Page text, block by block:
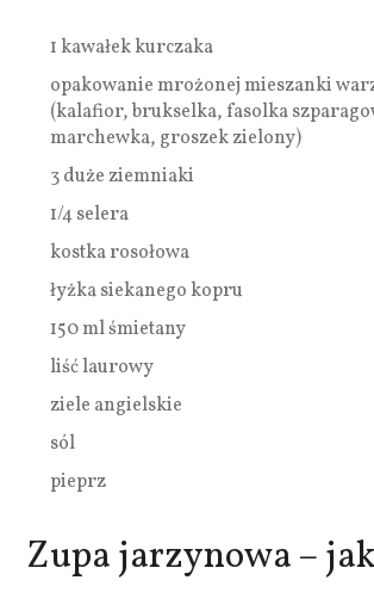
1 kawałek kurczaka
opakowanie mrożonej mieszanki
(kalafior, brukselka, fasolka
marchewka, groszek zielony)
3 duże ziemniaki
1/4 selera
kostka rosołowa
łyżka siekanego kopru
150 ml śmietany
liść laurowy
ziele angielskie
sól
pieprz
Zupa jarzynowa –